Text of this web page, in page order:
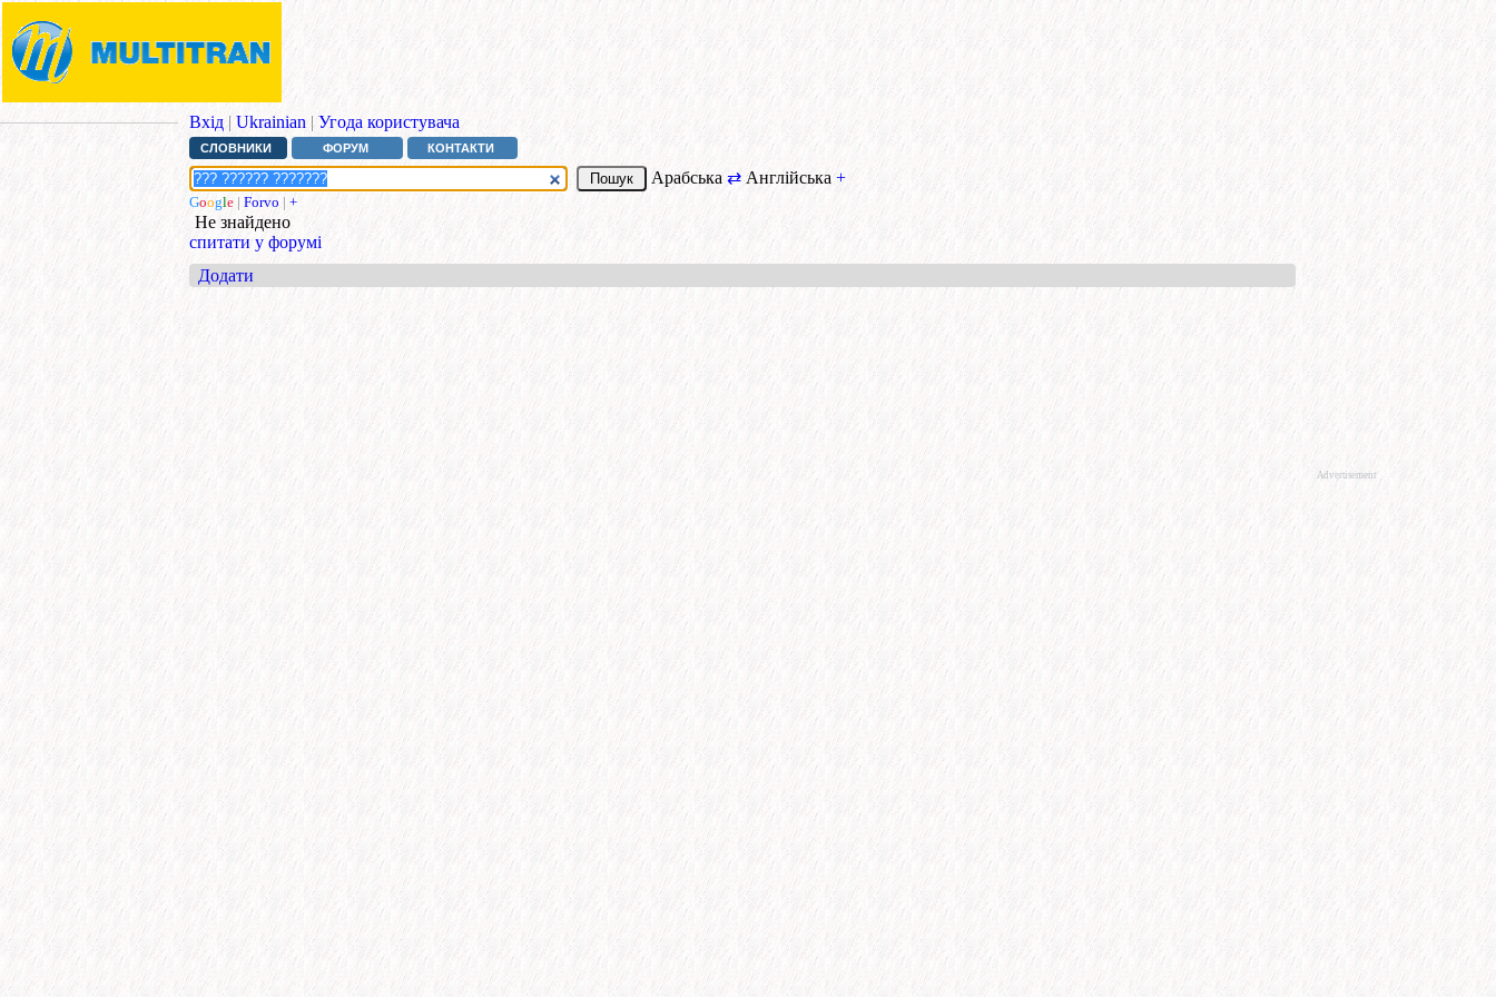
Вхід | Ukrainian | Угода користувача
СЛОВНИКИ ФОРУМ КОНТАКТИ
Арабська ⇄Англійська+
Google | Forvo | +
Не знайдено
спитати у форумі
Додати
Advertisement